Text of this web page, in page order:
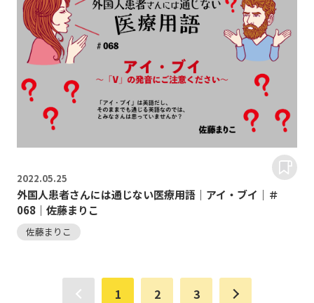
2022.05.25
外国人患者さんには通じない医療用語｜アイ・ブイ｜＃
068｜佐藤まりこ
佐藤まりこ
1 2 3